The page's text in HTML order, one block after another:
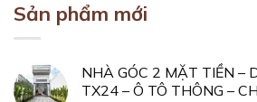
Sản phẩm mới
NHÀ GÓC 2 MẶT TIỀN –
TX24 – Ô TÔ THÔNG –